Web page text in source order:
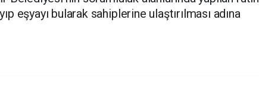
eşyayı bularak sahiplerine ulaştırılması adına